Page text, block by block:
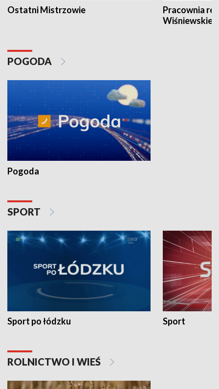
Ostatni Mistrzowie
Pracownia
POGODA
Pogoda
SPORT
Sport po łódzku Sport
ROLNICTWO I WIEŚ